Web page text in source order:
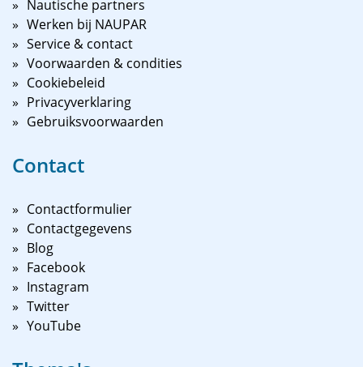
Nautische partners
Werken bij NAUPAR
Service & contact
Voorwaarden & condities
Cookiebeleid
Privacyverklaring
Gebruiksvoorwaarden
Contact
Contactformulier
Contactgegevens
Blog
Facebook
Instagram
Twitter
YouTube